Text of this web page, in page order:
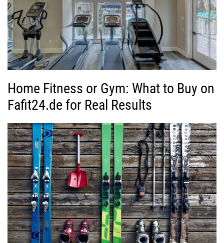
Home Fitness or Gym: What to Buy on
Fafit24.de for Real Results